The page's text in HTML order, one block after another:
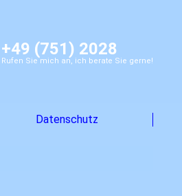
+49 (751) 2028
Rufen Sie mich an, ich berate Sie gerne!
Datenschutz